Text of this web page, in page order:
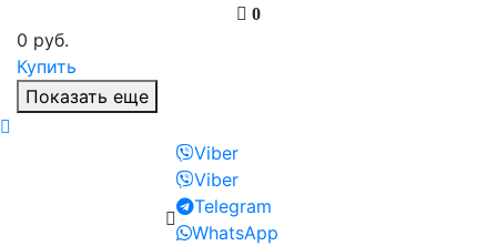
0
0 руб.
Купить
Показать еще
Viber
Viber
Telegram
WhatsApp